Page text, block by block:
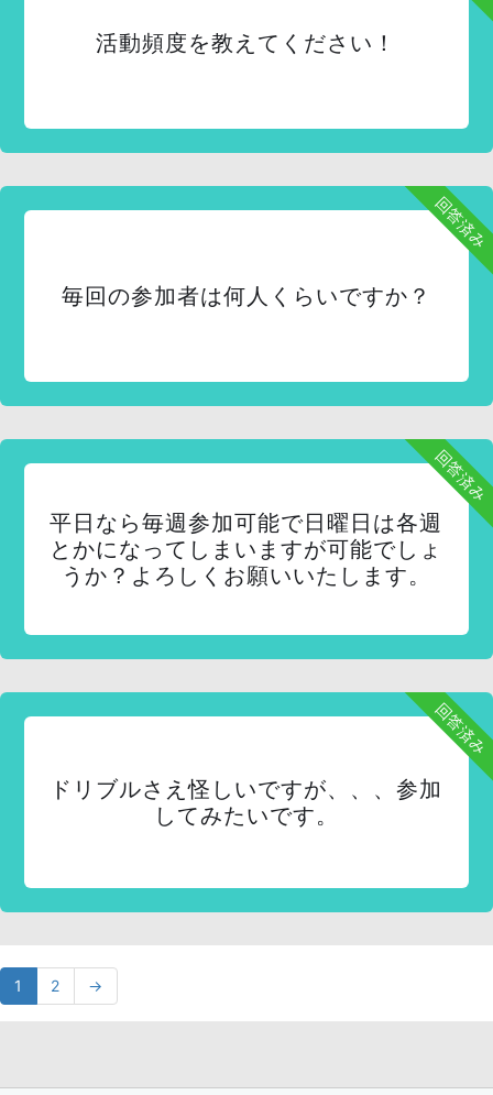
活動頻度を教えてください！
回答済み
毎回の参加者は何人くらいですか？
回答済み
平日なら毎週参加可能で日曜日は各週
とかになってしまいますが可能でしょ
うか？よろしくお願いいたします。
回答済み
ドリブルさえ怪しいですが、、、参加
してみたいです。
1 2 →